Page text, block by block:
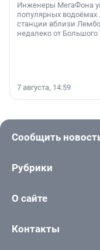
Инженеры МегаФона
популярных водоёмах
станции вблизи
недалеко от
7 августа, 14:59
Сообщить
Рубрики
О сайте
Контакты